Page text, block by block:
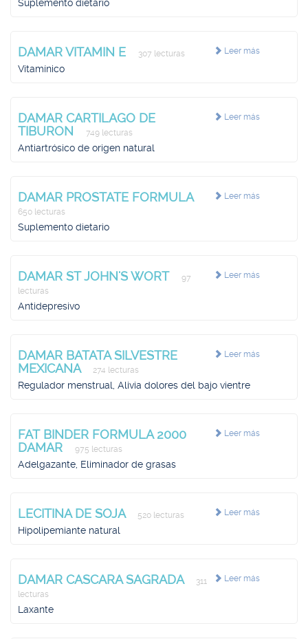
Suplemento dietario
Leer más
DAMAR VITAMIN E 307 lecturas
Vitamínico
Leer más
DAMAR CARTILAGO DE
TIBURON
749 lecturas
Antiartrósico de origen natural
Leer más
DAMAR PROSTATE FORMULA
650 lecturas
Suplemento dietario
Leer más
DAMAR ST JOHN'S WORT
97
lecturas
Antidepresivo
Leer más
DAMAR BATATA SILVESTRE
MEXICANA
274 lecturas
Regulador menstrual, Alivia dolores del bajo vientre
Leer más
FAT BINDER FORMULA 2000
DAMAR
975 lecturas
Adelgazante, Eliminador de grasas
Leer más
LECITINA DE SOJA 520 lecturas
Hipolipemiante natural
Leer más
DAMAR CASCARA SAGRADA
311
lecturas
Laxante